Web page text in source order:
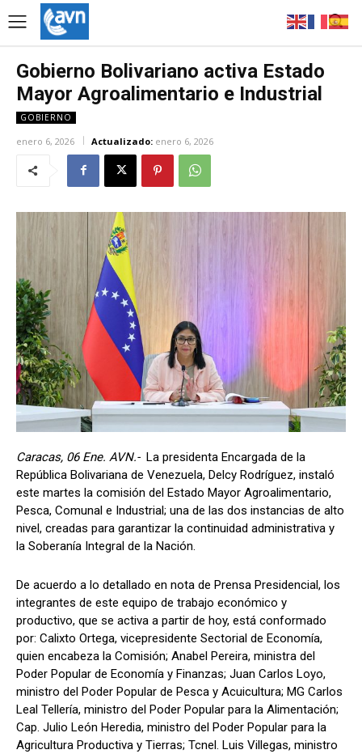
Gobierno Bolivariano activa Estado
Mayor Agroalimentario e Industrial
GOBIERNO
enero 6, 2026 Actualizado: enero 6, 2026
Caracas, 06 Ene. AVN.- La presidenta Encargada de la
República Bolivariana de Venezuela, Delcy Rodríguez, instaló
este martes la comisión del Estado Mayor Agroalimentario,
Pesca, Comunal e Industrial; una de las dos instancias de alto
nivel, creadas para garantizar la continuidad administrativa y
la Soberanía Integral de la Nación.
De acuerdo a lo detallado en nota de Prensa Presidencial, los
integrantes de este equipo de trabajo económico y
productivo, que se activa a partir de hoy, está conformado
por: Calixto Ortega, vicepresidente Sectorial de Economía,
quien encabeza la Comisión; Anabel Pereira, ministra del
Poder Popular de Economía y Finanzas; Juan Carlos Loyo,
ministro del Poder Popular de Pesca y Acuicultura; MG Carlos
Leal Tellería, ministro del Poder Popular para la Alimentación;
Cap. Julio León Heredia, ministro del Poder Popular para la
Agricultura Productiva y Tierras; Tcnel. Luis Villegas, ministro